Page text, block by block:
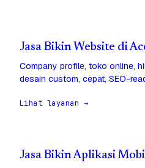
Jasa Bikin Website di
Company profile, toko online,
desain custom, cepat, SEO-
Lihat layanan →
Jasa Bikin Aplikasi